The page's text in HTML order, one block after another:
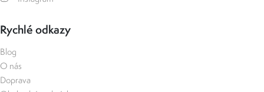
Rychlé odkazy
Blog
O nás
Doprava